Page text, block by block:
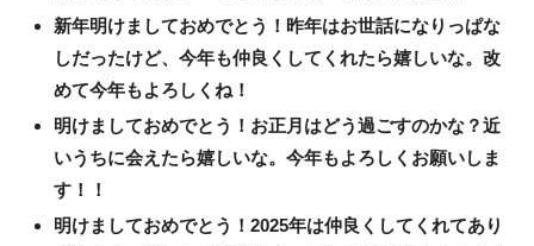
新年明けましておめでとう！昨年はお世話になりっぱな
しだったけど、今年も仲良くしてくれたら嬉しいな。改
めて今年もよろしくね！
明けましておめでとう！お正月はどう過ごすのかな？近
いうちに会えたら嬉しいな。今年もよろしくお願いしま
す！！
明けましておめでとう！2025年は仲良くしてくれてあり